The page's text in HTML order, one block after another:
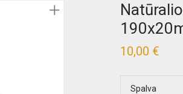
10,00 €
Spalva